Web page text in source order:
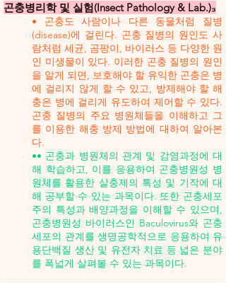
곤충병리학 및 실험(Insect Pathology & Lab.)₃
• 곤충도 사람이나 다른 동물처럼 질병
(disease)에 걸린다. 곤충 질병의 원인도 사
람처럼 세균, 곰팡이, 바이러스 등 다양한 원
인 미생물이 있다. 이러한 곤충 질병의 원인
을 알게 되면, 보호해야 할 유익한 곤충은 병
에 걸리지 않게 할 수 있고, 방제해야 할 해
충은 병에 걸리게 유도하여 제어할 수 있다.
곤충 질병의 주요 병원체들을 이해하고 그
를 이용한 해충 방제 방법에 대하여 알아본
다.
•• 곤충과 병원체의 관계 및 감염과정에 대
해 학습하고, 이를 응용하여 곤충병원성 병
원체를 활용한 살충제의 특성 및 기작에 대
해 공부할 수 있는 과목이다. 또한 곤충세포
주의 특성과 배양과정을 이해할 수 있으며,
곤충병원성 바이러스인 Baculovirus와 곤충
세포의 관계를 생명공학적으로 응용하여 유
용단백질 생산 및 유전자 치료 등 넓은 분야
를 폭넓게 살펴볼 수 있는 과목이다.